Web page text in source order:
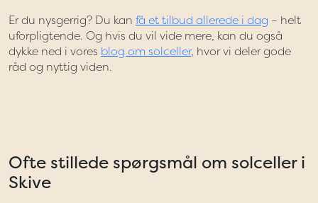
Er du nysgerrig? Du kan få et tilbud allerede i dag – helt
uforpligtende. Og hvis du vil vide mere, kan du også
dykke ned i vores blog om solceller, hvor vi deler gode
råd og nyttig viden.
Ofte stillede spørgsmål om solceller i
Skive